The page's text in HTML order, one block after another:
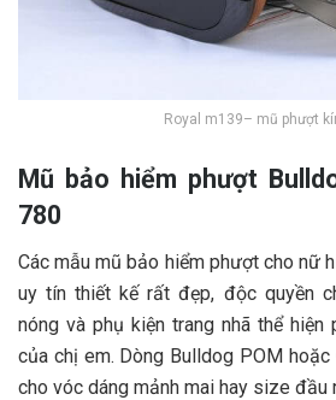
Royal m139– mũ phượt
Mũ bảo hiểm phượt
780
Các mẫu mũ bảo hiểm phượt cho nữ
uy tín thiết kế rất đẹp, độc quyền
nóng và phụ kiện trang nhã thể hiện
của chị em. Dòng Bulldog POM
cho vóc dáng mảnh mai hay size đầu